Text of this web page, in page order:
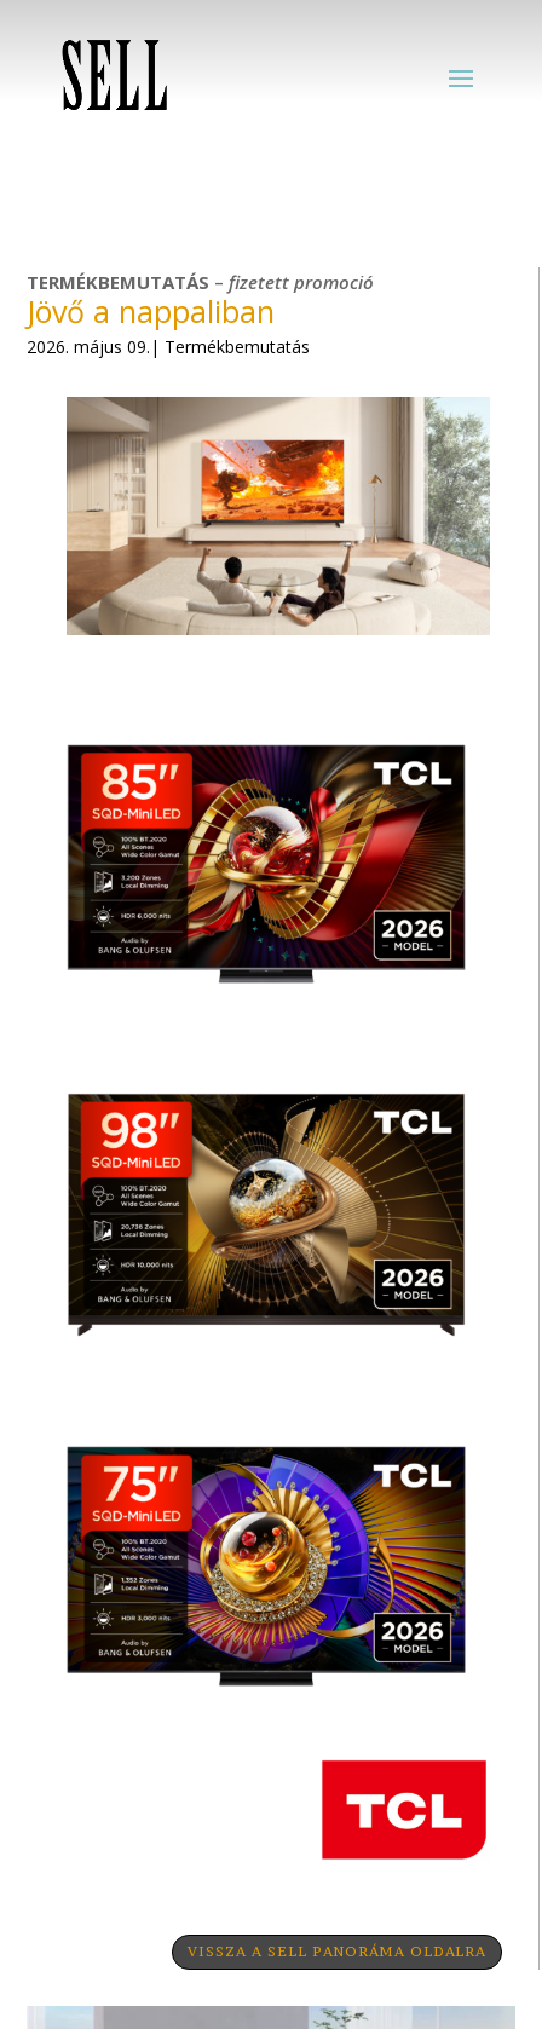
TERMÉKBEMUTATÁS –fizetett promoció
Jövő a nappaliban
2026. május 09.| Termékbemutatás
VISSZA A SELL PANORÁMA OLDALRA